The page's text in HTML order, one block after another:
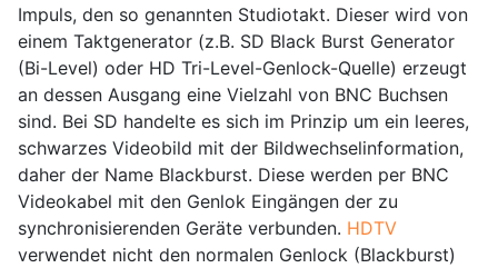
Impuls, den so genannten Studiotakt. Dieser wird von
einem Taktgenerator (z.B. SD Black Burst Generator
(Bi-Level) oder HD Tri-Level-Genlock-Quelle) erzeugt
an dessen Ausgang eine Vielzahl von BNC Buchsen
sind. Bei SD handelte es sich im Prinzip um ein leeres,
schwarzes Videobild mit der Bildwechselinformation,
daher der Name Blackburst. Diese werden per BNC
Videokabel mit den Genlok Eingängen der zu
synchronisierenden Geräte verbunden. HDTV
verwendet nicht den normalen Genlock (Blackburst)